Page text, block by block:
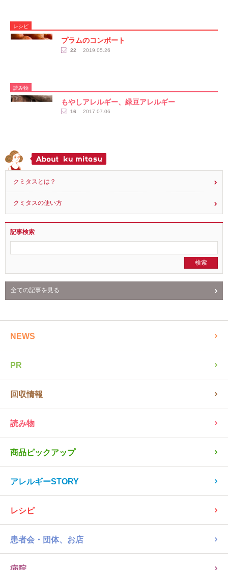
レシピ
プラムのコンポート
22 2019.05.26
読み物
もやしアレルギー、緑豆アレルギー
16 2017.07.06
クミタスとは？
クミタスの使い方
記事検索
全ての記事を見る
NEWS
PR
回収情報
読み物
商品ピックアップ
アレルギーSTORY
レシピ
患者会・団体、お店